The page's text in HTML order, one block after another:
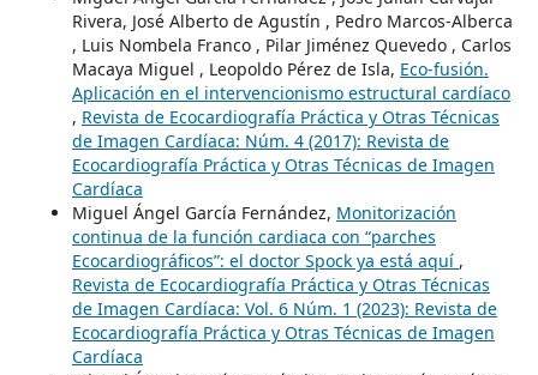
Rivera, José Alberto de Agustín , Pedro Marcos-Alberca
, Luis Nombela Franco , Pilar Jiménez Quevedo , Carlos
Macaya Miguel , Leopoldo Pérez de Isla, Eco-fusión.
Aplicación en el intervencionismo estructural cardíaco
, Revista de Ecocardiografía Práctica y Otras Técnicas
de Imagen Cardíaca: Núm. 4 (2017): Revista de
Ecocardiografía Práctica y Otras Técnicas de Imagen
Cardíaca
Miguel Ángel García Fernández, Monitorización
continua de la función cardiaca con “parches
Ecocardiográficos”: el doctor Spock ya está aquí ,
Revista de Ecocardiografía Práctica y Otras Técnicas
de Imagen Cardíaca: Vol. 6 Núm. 1 (2023): Revista de
Ecocardiografía Práctica y Otras Técnicas de Imagen
Cardíaca